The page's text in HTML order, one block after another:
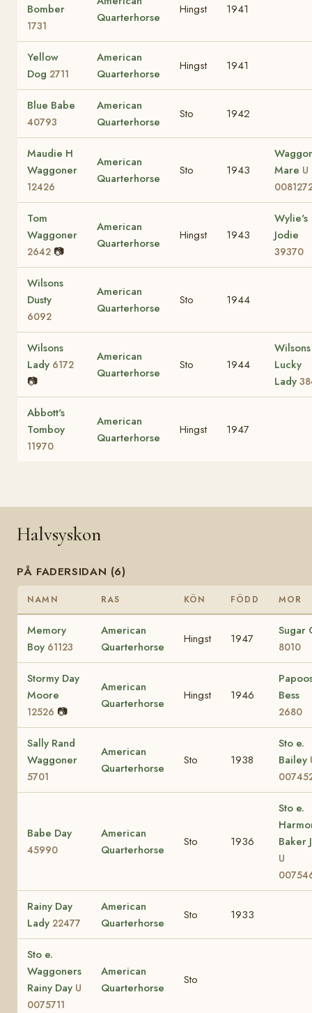
Bomber
1731
Quarterhorse
Hingst 1941
Yellow
Dog 2711
American
Quarterhorse
Hingst 1941
Blue Babe
40793
American
Quarterhorse
Sto 1942
Maudie H
Waggoner
12426
American
Quarterhorse
Sto 1943
Mare U
Tom
Waggoner
2642 📷
American
Quarterhorse
Hingst 1943
Wylie's
Jodie
39370
Wilsons
Dusty
6092
American
Quarterhorse
Sto 1944
Wilsons
Lady 6172
📷
American
Quarterhorse
Sto 1944
Wilsons
Lucky
Lady
Abbott's
Tomboy
11970
American
Quarterhorse
Hingst 1947
Halvsyskon
PÅ FADERSIDAN (6)
NAMN RAS KÖN FÖDD MOR
Memory
Boy 61123
American
Quarterhorse
Hingst 1947
Sugar
8010
Stormy Day
Moore
12526 📷
American
Quarterhorse
Hingst 1946
Bess
2680
Sally Rand
Waggoner
5701
American
Quarterhorse
Sto 1938
Sto e.
Bailey
Babe Day
45990
American
Quarterhorse
Sto 1936
Sto e.
Baker
U
Rainy Day
Lady 22477
American
Quarterhorse
Sto 1933
Sto e.
Waggoners
Rainy Day U
0075711
American
Quarterhorse
Sto